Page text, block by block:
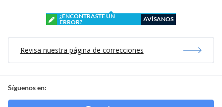
¿ENCONTRASTE UN
ERROR?
AVÍSANOS
Revisa nuestra página de correcciones
Síguenos en: